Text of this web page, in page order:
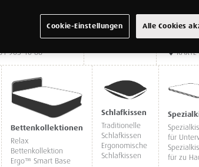
903 10 66 KARTE
Bettenkollektionen
Relax
Bettenkollektion
Ergo™ Smart Base
Schlafkissen
Traditionelle
Schlafkissen
Ergonomische
Schlafkissen
für
für zu
Alle Cookies
Cookie-Einstellungen